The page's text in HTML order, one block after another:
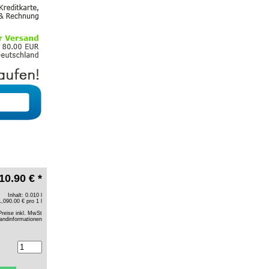
10.90 € *
Inhalt: 0.010 l
€ pro 1 l
inkl. MwSt